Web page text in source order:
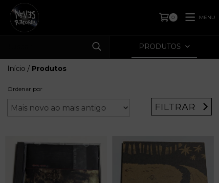
0 MENU
PRODUTOS
Início / Produtos
Ordenar por
FILTRAR